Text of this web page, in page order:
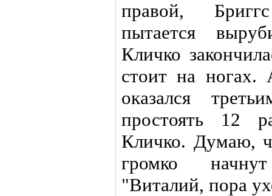
правой,
пытается
Кличко
стоит на ногах.
оказался
простоять 12
Кличко. Думаю,
громко
"Виталий, пора